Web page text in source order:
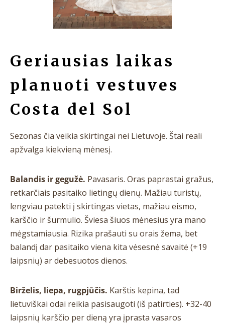
Geriausias laikas
planuoti vestuves
Costa del Sol
Sezonas čia veikia skirtingai nei Lietuvoje. Štai reali
apžvalga kiekvieną mėnesį.
Balandis ir gegužė. Pavasaris. Oras paprastai gražus,
retkarčiais pasitaiko lietingų dienų. Mažiau turistų,
lengviau patekti į skirtingas vietas, mažiau eismo,
karščio ir šurmulio. Šviesa šiuos mėnesius yra mano
mėgstamiausia. Rizika prašauti su orais žema, bet
balandį dar pasitaiko viena kita vėsesnė savaitė (+19
laipsnių) ar debesuotos dienos.
Birželis, liepa, rugpjūčis. Karštis kepina, tad
lietuviškai odai reikia pasisaugoti (iš patirties). +32-40
laipsnių karščio per dieną yra įprasta vasaros